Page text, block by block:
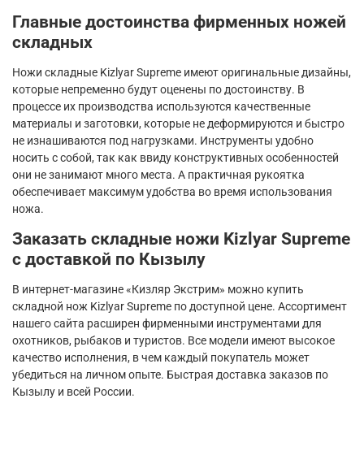
Главные достоинства фирменных ножей
складных
Ножи складные KizlyarSupreme имеют оригинальные дизайны,
которые непременно будут оценены по достоинству. В
процессе их производства используются качественные
материалы и заготовки, которые не деформируются и быстро
не изнашиваются под нагрузками. Инструменты удобно
носить с собой, так как ввиду конструктивных особенностей
они не занимают много места. А практичная рукоятка
обеспечивает максимум удобства во время использования
ножа.
Заказать складные ножи Kizlyar Supreme
с доставкой по Кызылу
В интернет-магазине «Кизляр Экстрим» можно купить
складной нож KizlyarSupreme по доступной цене. Ассортимент
нашего сайта расширен фирменными инструментами для
охотников, рыбаков и туристов. Все модели имеют высокое
качество исполнения, в чем каждый покупатель может
убедиться на личном опыте. Быстрая доставка заказов по
Кызылу и всей России.